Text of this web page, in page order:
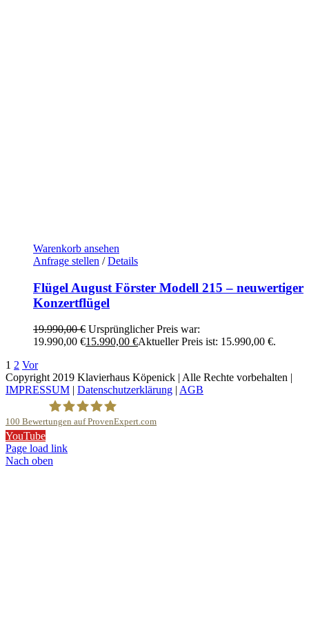
Warenkorb ansehen
Anfrage stellen / Details
Flügel August Förster Modell 215 – neuwertiger
Konzertflügel
19.990,00€ Ursprünglicher Preis war:
19.990,00 €15.990,00 €Aktueller Preis ist: 15.990,00 €.
1 2 Vor
Copyright 2019 Klavierhaus Köpenick | Alle Rechte vorbehalten |
IMPRESSUM | Datenschutzerklärung | AGB
Klavierhaus Köpenick Detlef Gustat
100 Bewertungen auf ProvenExpert.com
YouTube
Page load link
Nach oben